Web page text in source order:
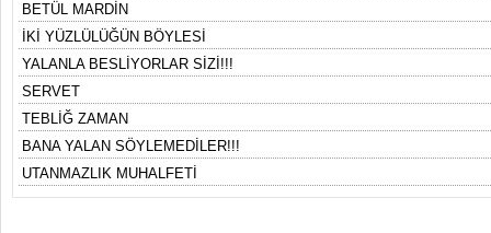
BETÜL MARDİN
İKİ YÜZLÜLÜĞÜN BÖYLESİ
YALANLA BESLİYORLAR SİZİ!!!
SERVET
TEBLİĞ ZAMAN
BANA YALAN SÖYLEMEDİLER!!!
UTANMAZLIK MUHALFETİ